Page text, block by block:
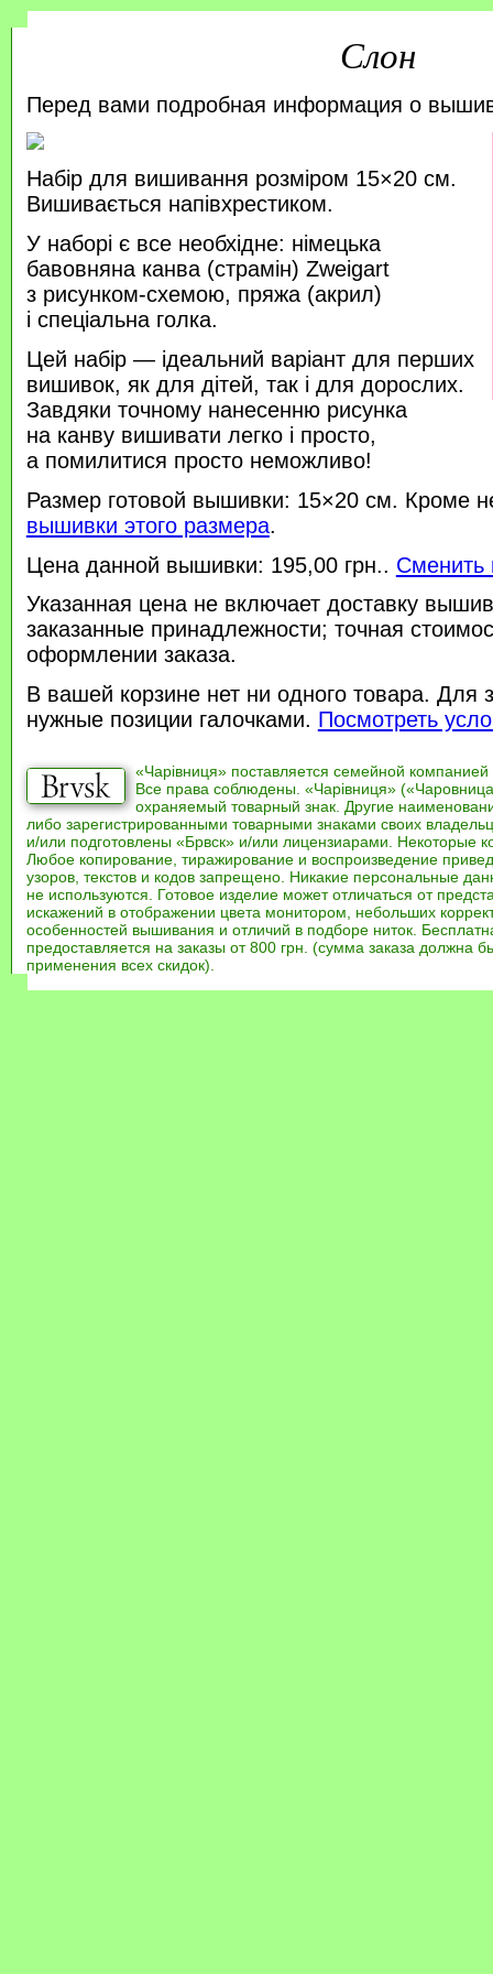
Слон
Перед вами подробная информация о
Набір для вишивання розміром 15×20 см.
Вишивається напівхрестиком.
У наборі є все необхідне: німецька
бавовняна канва (страмін) Zweigart
з рисунком-схемою, пряжа (акрил)
і спеціальна голка.
Цей набір — ідеальний варіант для перших
вишивок, як для дітей, так і для дорослих.
Завдяки точному нанесенню рисунка
на канву вишивати легко і просто,
а помилитися просто неможливо!
Размер готовой вышивки: 15×20 см. Кроме
вышивки этого размера.
Цена данной вышивки: 195,00 грн.. Сменить
Указанная цена не включает доставку
заказанные принадлежности; точная
оформлении заказа.
В вашей корзине нет ни одного товара. Для
нужные позиции галочками. Посмотреть
«Чарівниця» поставляется семейной компанией
Все права соблюдены. «Чарівниця»
охраняемый товарный знак. Другие
либо зарегистрированными товарными знаками своих
и/или подготовлены «Брвск» и/или лицензиарами. Некоторые
Любое копирование, тиражирование и воспроизведение
узоров, текстов и кодов запрещено. Никакие персональные
не используются. Готовое изделие может отличаться от
искажений в отображении цвета монитором, небольших
особенностей вышивания и отличий в подборе ниток.
предоставляется на заказы от 800 грн. (сумма заказа должна
применения всех скидок).